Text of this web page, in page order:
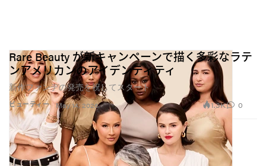
ビューティー
Rare Beauty が新キャンペーンで描く多彩なラテ
ンアメリカンのアイデンティティ
新作ファンデの発売を祝してスタート
May 14, 2026 1.3K 0